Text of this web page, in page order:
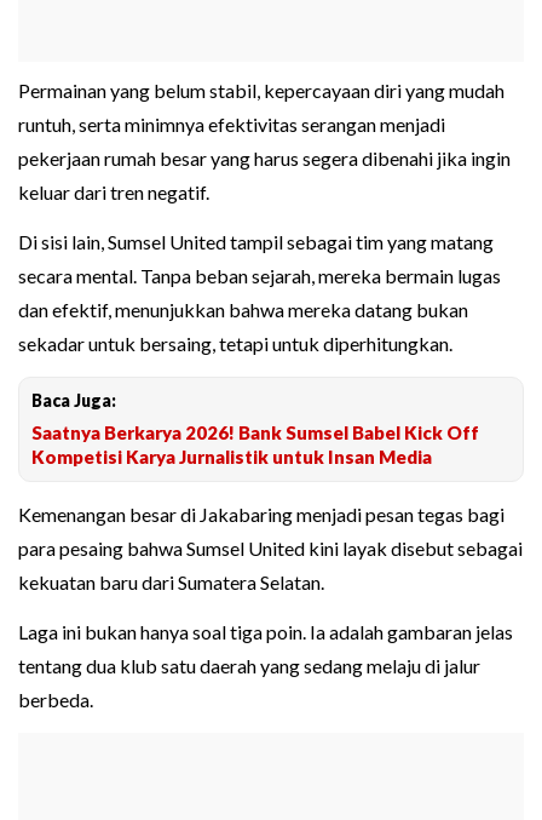
Permainan yang belum stabil, kepercayaan diri yang mudah
runtuh, serta minimnya efektivitas serangan menjadi
pekerjaan rumah besar yang harus segera dibenahi jika ingin
keluar dari tren negatif.
Di sisi lain, Sumsel United tampil sebagai tim yang matang
secara mental. Tanpa beban sejarah, mereka bermain lugas
dan efektif, menunjukkan bahwa mereka datang bukan
sekadar untuk bersaing, tetapi untuk diperhitungkan.
Baca Juga:
Saatnya Berkarya 2026! Bank Sumsel Babel Kick Off
Kompetisi Karya Jurnalistik untuk Insan Media
Kemenangan besar di Jakabaring menjadi pesan tegas bagi
para pesaing bahwa Sumsel United kini layak disebut sebagai
kekuatan baru dari Sumatera Selatan.
Laga ini bukan hanya soal tiga poin. Ia adalah gambaran jelas
tentang dua klub satu daerah yang sedang melaju di jalur
berbeda.